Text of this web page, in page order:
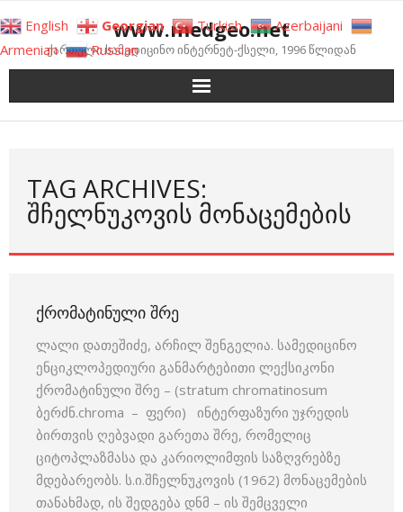
to
content
www.medgeo.net
ქართული სამედიცინო ინტერნეტ-ქსელი, 1996 წლიდან
TAG ARCHIVES:
ᲨᲩᲔᲚᲜᲣᲙᲝᲕᲘᲡ ᲛᲝᲜᲐᲪᲔᲛᲔᲑᲘᲡ
ᲥᲠᲝᲛᲐᲢᲘᲜᲣᲚᲘ ᲨᲠᲔ
ლალი დათეშიძე, არჩილ შენგელია. სამედიცინო
ენციკლოპედიური განმარტებითი ლექსიკონი
ქრომატინული შრე – (stratum chromatinosum
ბერძნ.chroma – ფერი) ინტერფაზური უჯრედის
ბირთვის ღებვადი გარეთა შრე, რომელიც
ციტოპლაზმასა და კარიოლიმფის საზღვრებზე
მდებარეობს. ს.ი.შჩელნუკოვის (1962) მონაცემების
თანახმად, ის შედგება დნმ – ის შემცველი
English Georgian Turkish
Azerbaijani
Armenian
Russian